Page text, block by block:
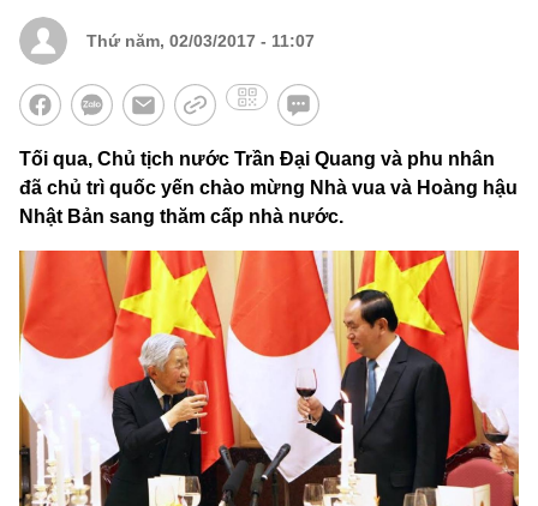
Thứ năm, 02/03/2017 - 11:07
Tối qua, Chủ tịch nước Trần Đại Quang và phu nhân
đã chủ trì quốc yến chào mừng Nhà vua và Hoàng hậu
Nhật Bản sang thăm cấp nhà nước.